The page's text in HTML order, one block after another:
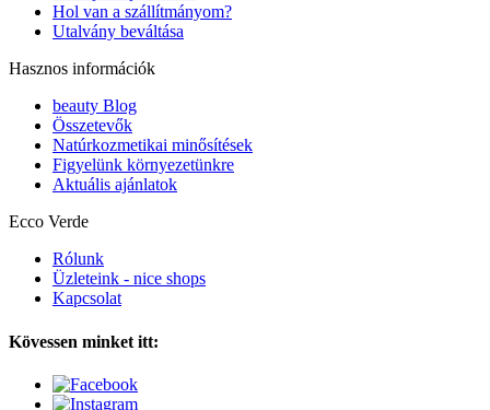
Hol van a szállítmányom?
Utalvány beváltása
Hasznos információk
beauty Blog
Összetevők
Natúrkozmetikai minősítések
Figyelünk környezetünkre
Aktuális ajánlatok
Ecco Verde
Rólunk
Üzleteink - nice shops
Kapcsolat
Kövessen minket itt: